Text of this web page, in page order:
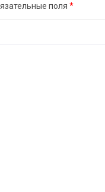
поля *